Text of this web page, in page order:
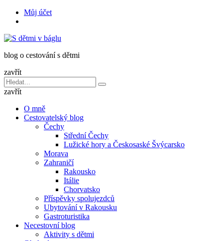
HledatMůj účet
v
blog o cestování s dětmi
zavřít
Vyhledávání
pro:
Hledat
zavřít
O mně
Cestovatelský blog
Čechy
Střední Čechy
Lužické hory a Českosaské Švýcarsko
Morava
Zahraničí
Rakousko
Itálie
Chorvatsko
Příspěvky spolujezdců
Ubytování v Rakousku
Gastroturistika
Necestovní blog
Aktivity s dětmi